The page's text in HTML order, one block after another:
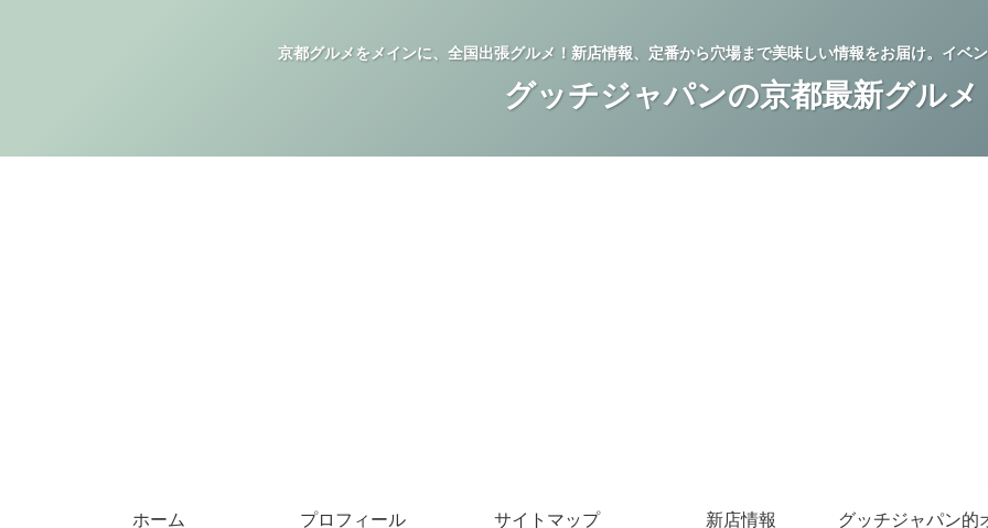
京都グルメをメインに、全国出張グルメ！新店情報、定番から穴場まで美味しい情報をお届け。イベ
グッチジャパンの京都最新グルメ
ホーム プロフィール サイトマップ 新店情報